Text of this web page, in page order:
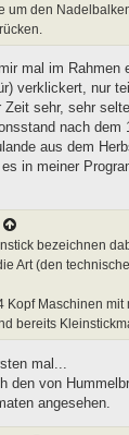
um den
mal im Rahmen
verklickert, nur
sehr, sehr
nach dem
aus dem
in meiner
bezeichnen
Art (den
Kopf Maschinen mit
bereits
mal...
von
angesehen.